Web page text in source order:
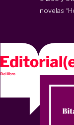
novelas